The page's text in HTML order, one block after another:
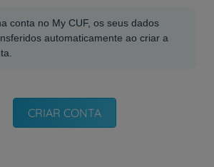
conta no My CUF, os seus dados
automaticamente ao criar a
CRIAR CONTA